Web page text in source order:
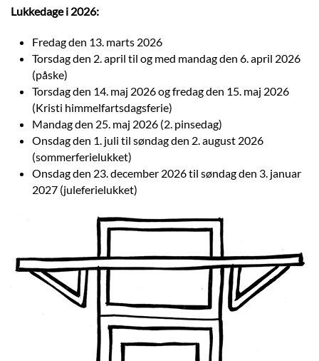
Lukkedage i 2026:
Fredag den 13. marts 2026
Torsdag den 2. april til og med mandag den 6. april 2026
(påske)
Torsdag den 14. maj 2026 og fredag den 15. maj 2026
(Kristi himmelfartsdagsferie)
Mandag den 25. maj 2026 (2. pinsedag)
Onsdag den 1. juli til søndag den 2. august 2026
(sommerferielukket)
Onsdag den 23. december 2026 til søndag den 3. januar
2027 (juleferielukket)